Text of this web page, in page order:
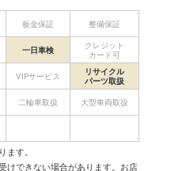
板金保証 整備保証
一日車検
クレジット
カード可
VIPサービス
リサイクル
パーツ取扱
二輪車取扱 大型車両取扱
ます。
けできない場合があります。お店